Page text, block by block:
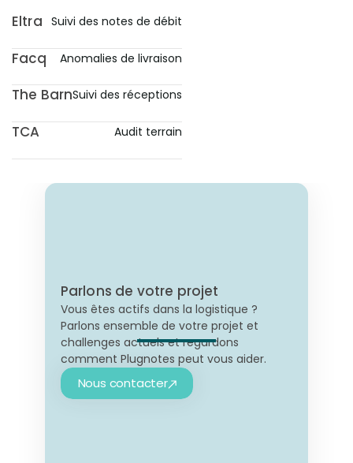
Eltra Suivi des notes de débit
Facq Anomalies de livraison
The BarnSuivi des réceptions
TCA Audit terrain
Parlons de votre projet
Vous êtes actifs dans la logistique ?
Parlons ensemble de votre projet et
challenges actuels et regardons
comment Plugnotes peut vous aider.
Nous contacter